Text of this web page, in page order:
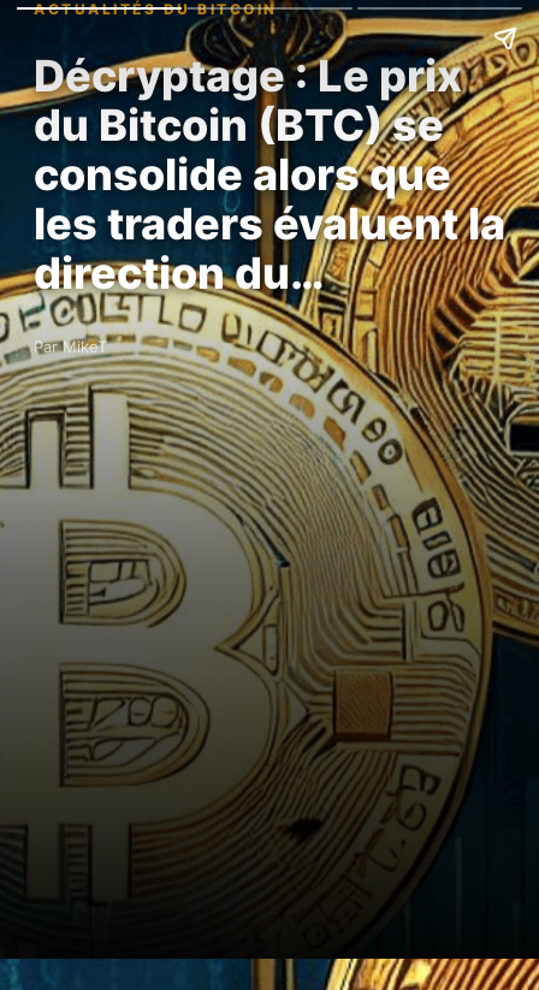
ACTUALITÉS DU BITCOIN
Décryptage : Le prix
du Bitcoin (BTC) se
consolide alors que
les traders évaluent la
direction du…
Par MikeT